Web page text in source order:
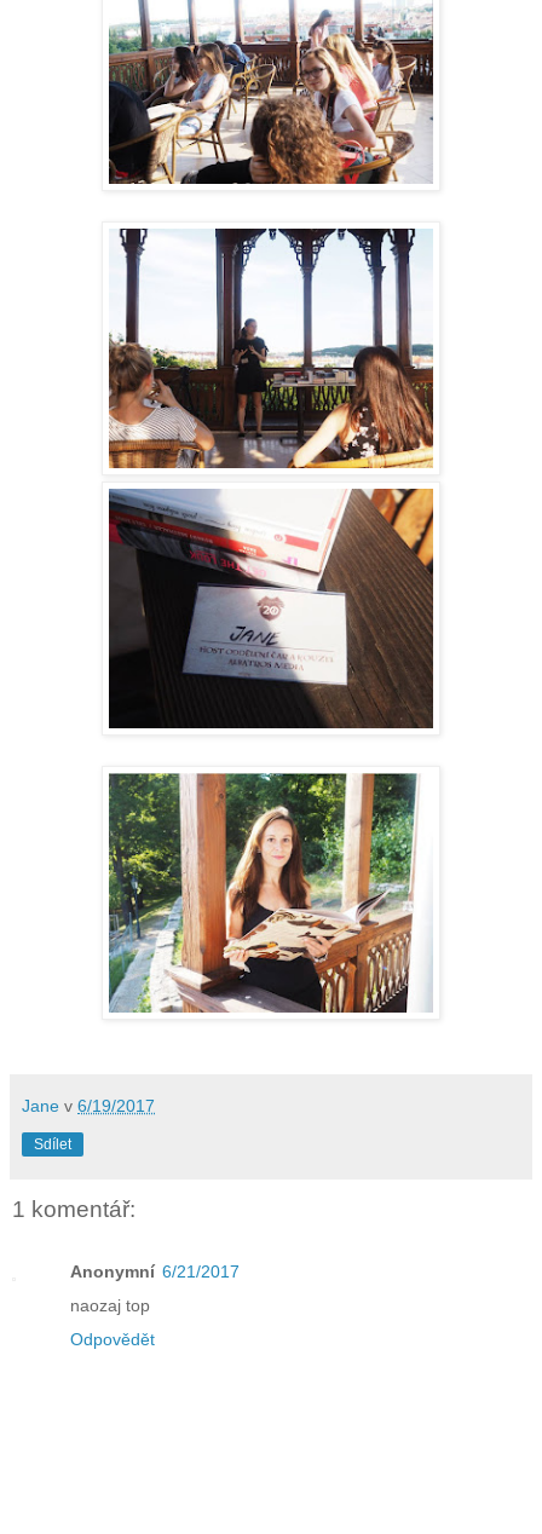
Jane v 6/19/2017
Sdílet
1 komentář:
Anonymní 6/21/2017
naozaj top
Odpovědět